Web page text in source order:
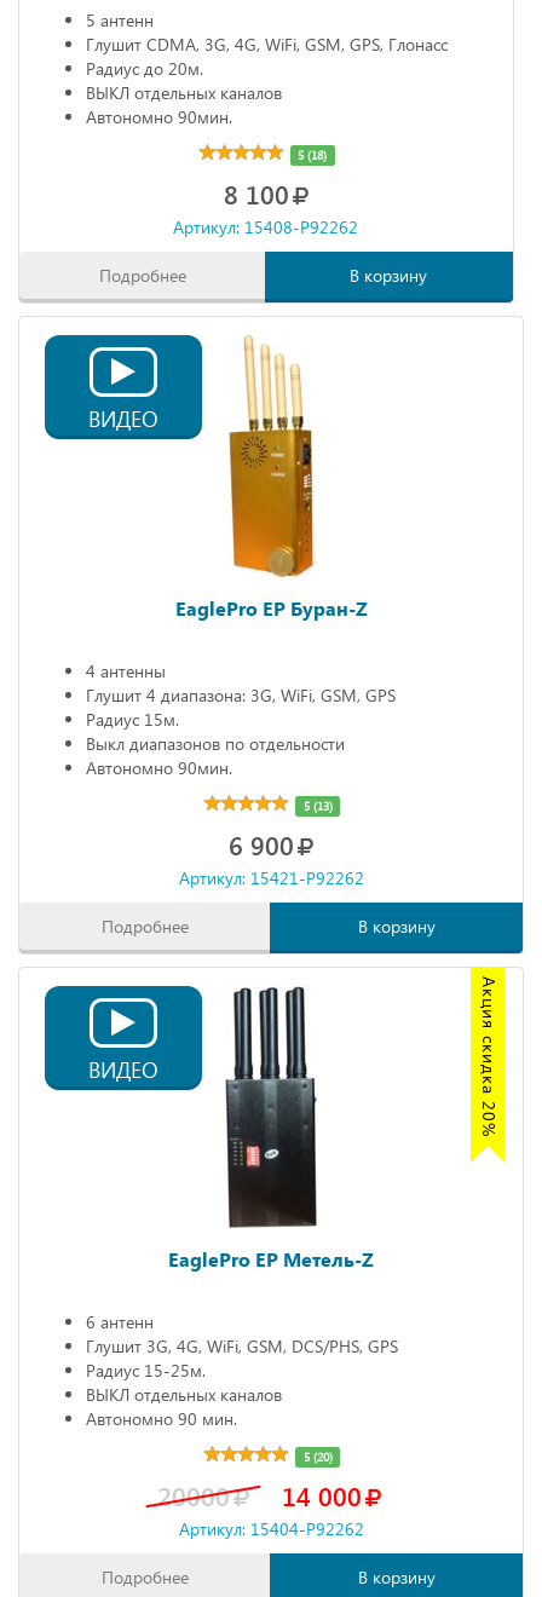
5 антенн
Глушит CDMA, 3G, 4G, WiFi, GSM, GPS, Глонасс
Радиус до 20м.
ВЫКЛ отдельных каналов
Автономно 90мин.
5 (18)
8 100
Артикул: 15408-P92262
Подробнее В корзину
ВИДЕО
EaglePro EP Буран-Z
4 антенны
Глушит 4 диапазона: 3G, WiFi, GSM, GPS
Радиус 15м.
Выкл диапазонов по отдельности
Автономно 90мин.
5 (13)
6 900
Артикул: 15421-P92262
Подробнее В корзину
Акция скидка 20%
ВИДЕО
EaglePro EP Метель-Z
6 антенн
Глушит 3G, 4G, WiFi, GSM, DCS/PHS, GPS
Радиус 15-25м.
ВЫКЛ отдельных каналов
Автономно 90 мин.
5 (20)
20000 14 000
Артикул: 15404-P92262
Подробнее В корзину